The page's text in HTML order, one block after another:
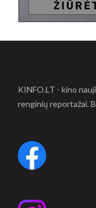
KINFO.LT - kino
renginių reportažai.